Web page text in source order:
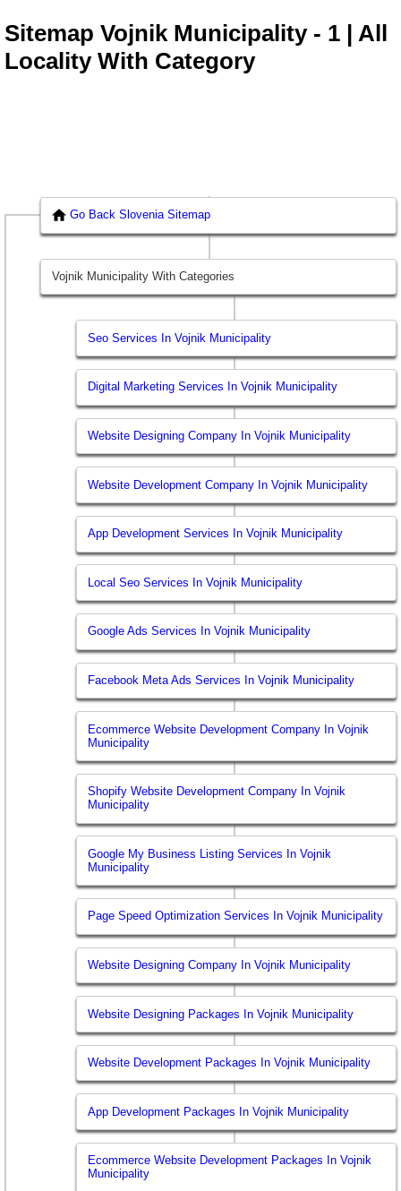
Sitemap Vojnik Municipality - 1 | All
Locality With Category
Go Back Slovenia Sitemap
Vojnik Municipality With Categories
Seo Services In Vojnik Municipality
Digital Marketing Services In Vojnik Municipality
Website Designing Company In Vojnik Municipality
Website Development Company In Vojnik Municipality
App Development Services In Vojnik Municipality
Local Seo Services In Vojnik Municipality
Google Ads Services In Vojnik Municipality
Facebook Meta Ads Services In Vojnik Municipality
Ecommerce Website Development Company In Vojnik
Municipality
Shopify Website Development Company In Vojnik
Municipality
Google My Business Listing Services In Vojnik
Municipality
Page Speed Optimization Services In Vojnik Municipality
Website Designing Company In Vojnik Municipality
Website Designing Packages In Vojnik Municipality
Website Development Packages In Vojnik Municipality
App Development Packages In Vojnik Municipality
Ecommerce Website Development Packages In Vojnik
Municipality